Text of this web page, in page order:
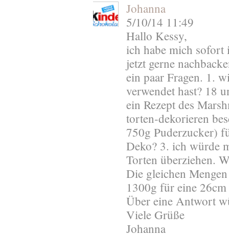
Johanna
5/10/14 11:49
Hallo Kessy,
ich habe mich
jetzt gerne
ein paar Fragen. 1.
verwendet hast? 18
ein Rezept des
torten-dekorieren
750g Puderzucker)
Deko? 3. ich würde
Torten überziehen.
Die gleichen
1300g für eine
Über eine Antwort
Viele Grüße
Johanna